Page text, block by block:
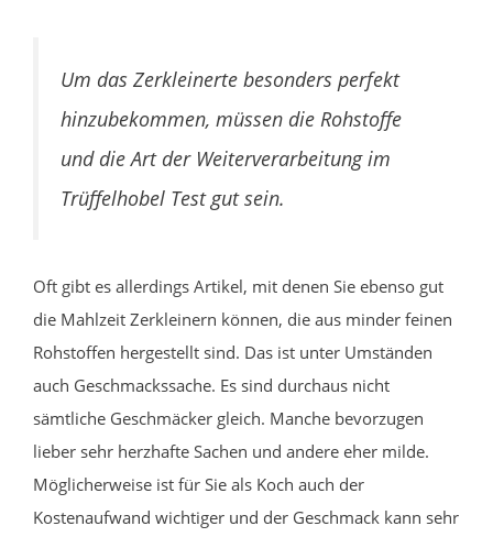
Um das Zerkleinerte besonders perfekt
hinzubekommen, müssen die Rohstoffe
und die Art der Weiterverarbeitung im
Trüffelhobel Test gut sein.
Oft gibt es allerdings Artikel, mit denen Sie ebenso gut
die Mahlzeit Zerkleinern können, die aus minder feinen
Rohstoffen hergestellt sind. Das ist unter Umständen
auch Geschmackssache. Es sind durchaus nicht
sämtliche Geschmäcker gleich. Manche bevorzugen
lieber sehr herzhafte Sachen und andere eher milde.
Möglicherweise ist für Sie als Koch auch der
Kostenaufwand wichtiger und der Geschmack kann sehr